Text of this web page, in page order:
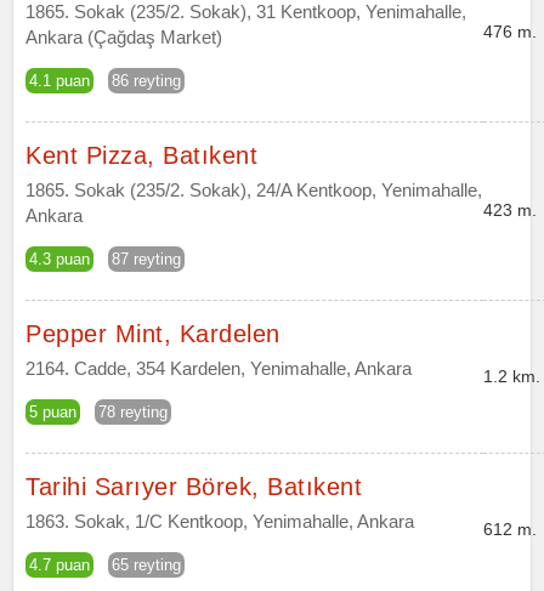
1865. Sokak (235/2. Sokak), 31 Kentkoop, Yenimahalle,
Ankara (Çağdaş Market)
4.1 puan 86 reyting
476 m.
Kent Pizza, Batıkent
1865. Sokak (235/2. Sokak), 24/A Kentkoop, Yenimahalle,
Ankara
4.3 puan 87 reyting
423 m.
Pepper Mint, Kardelen
2164. Cadde, 354 Kardelen, Yenimahalle, Ankara
5 puan 78 reyting
1.2 km.
Tarihi Sarıyer Börek, Batıkent
1863. Sokak, 1/C Kentkoop, Yenimahalle, Ankara
4.7 puan 65 reyting
612 m.